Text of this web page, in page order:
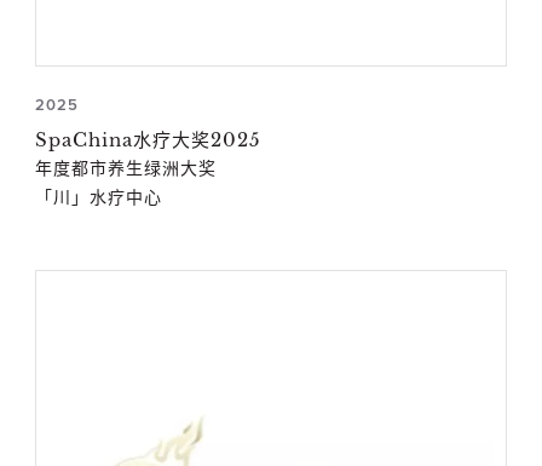
2025
SpaChina水疗大奖2025
年度都市养生绿洲大奖
「川」水疗中心